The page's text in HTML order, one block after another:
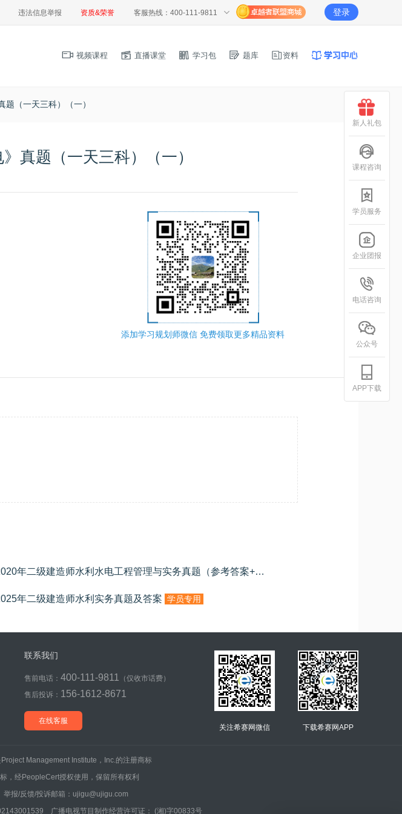
违法信息举报 资质&荣誉 客服热线：400-111-9811 登录
视频课程 直播课堂 学习包 题库 资料
（一天三科）（一）
真题（一天三科）（一）
添加学习规划师微信 免费领取更多精品资料
2020年二级建造师水利水电工程管理与实务真题（参考答案+解析）
年二级建造师水利实务真题及答案 学员专用
联系我们
售前电话： 400-111-9811
（仅收市话费）
售后投诉： 156-1612-8671
在线客服
关注希赛网微信 下载希赛网APP
Management Institute，Inc.的注册商标
，经PeopleCert授权使用，保留所有权利
报/反馈/投诉邮箱：ujigu@ujigu.com
广播电视节目制作经营许可证： (湘)字00833号
新人礼包
课程咨询
学员服务
企业团报
电话咨询
公众号
APP下载